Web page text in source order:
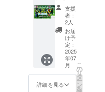
年7月、
毎週1回
×4週
分）、
松村が
これま
で培っ
てきた
豊富な
知識と
そして
きた知
識や経
験、成
功事例
等を踏
まえ
て、コ
ラムや
対話ボ
式など
れ】 *
AI姿勢
分析(1
回) クラ
ウド
ファン
ディン
グ終了
後、
メール
にてビ
状態を
確認し
それぞ
れの状
態に応
じた施
術対応
をさせ
て頂き
ます。
＊この
セン
ター
フィジ
テク4回
レッス
【フィ
ジテク
につい
て】 ・
フィジ
支援
者：
2人
お届
け予
定：
2025
年07
月
詳細を見る
こ
の
リ
タ
ー
ン
を